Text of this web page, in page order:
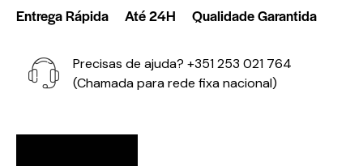
Entrega Rápida Até 24H Qualidade Garantida
Precisas de ajuda? +351 253 021 764
(Chamada para rede fixa nacional)